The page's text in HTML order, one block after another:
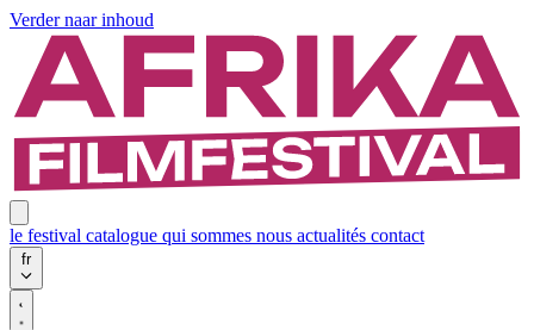
Verder naar inhoud
le festival catalogue qui sommes nous actualités contact
fr